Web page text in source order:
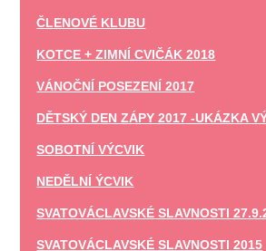
ČLENOVÉ KLUBU
KOTCE + ZIMNÍ CVIČÁK 2018
VÁNOČNÍ POSEZENÍ 2017
DĚTSKÝ DEN ZÁPY 2017 -UKÁZKA
SOBOTNÍ VÝCVIK
NEDĚLNÍ ÝCVIK
SVATOVÁCLAVSKÉ SLAVNOSTI
SVATOVÁCLAVSKÉ SLAVNOSTI 2015